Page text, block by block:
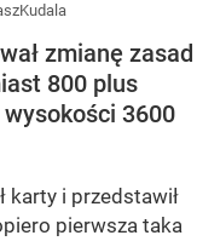
zmianę zasad
800 plus
3600
karty i przedstawił
pierwsza taka